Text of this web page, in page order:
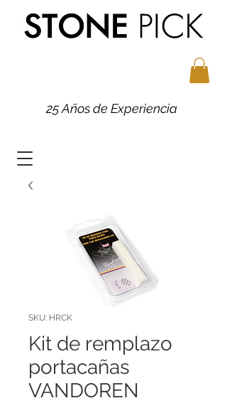
25 Años de Experiencia
SKU: HRCK
Kit de remplazo
portacañas
VANDOREN